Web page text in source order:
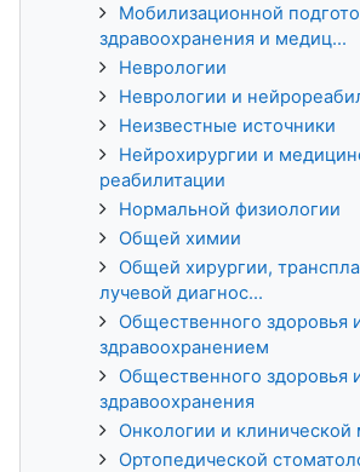
Мобилизационной
здравоохранения и медиц...
Неврологии
Неврологии и
Неизвестные источники
Нейрохирургии и
реабилитации
Нормальной физиологии
Общей химии
Общей хирургии,
лучевой диагнос...
Общественного здоровья
здравоохранением
Общественного здоровья
здравоохранения
Онкологии и клинической
Ортопедической